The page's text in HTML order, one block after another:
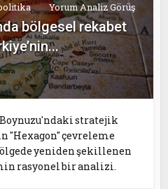
Yorum Analiz Görüş
bölgesel rekabet
stratejik
çevreleme
yeniden şekillenen
rasyonel bir analizi.